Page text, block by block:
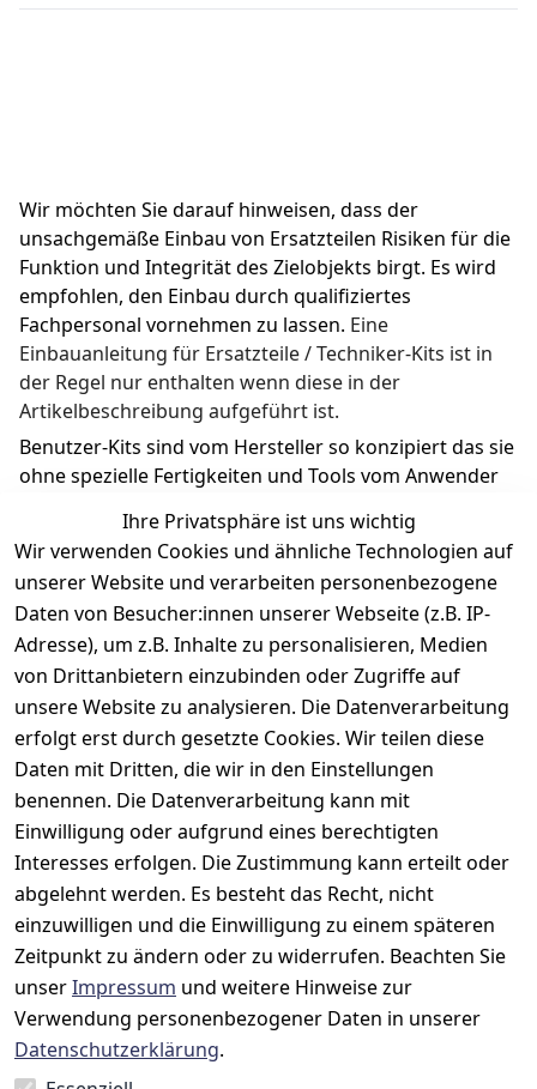
Wir möchten Sie darauf hinweisen, dass der
unsachgemäße Einbau von Ersatzteilen Risiken für die
Funktion und Integrität des Zielobjekts birgt. Es wird
empfohlen, den Einbau durch qualifiziertes
Fachpersonal vornehmen zu lassen. Eine
Einbauanleitung für Ersatzteile / Techniker-Kits ist in
der Regel nur enthalten wenn diese in der
Artikelbeschreibung aufgeführt ist.
Benutzer-Kits sind vom Hersteller so konzipiert das sie
ohne spezielle Fertigkeiten und Tools vom Anwender
Ihre Privatsphäre ist uns wichtig
Wir verwenden Cookies und ähnliche Technologien auf
unserer Website und verarbeiten personenbezogene
Daten von Besucher:innen unserer Webseite (z.B. IP-
Adresse), um z.B. Inhalte zu personalisieren, Medien
von Drittanbietern einzubinden oder Zugriffe auf
unsere Website zu analysieren. Die Datenverarbeitung
erfolgt erst durch gesetzte Cookies. Wir teilen diese
Daten mit Dritten, die wir in den Einstellungen
benennen. Die Datenverarbeitung kann mit
Einwilligung oder aufgrund eines berechtigten
Interesses erfolgen. Die Zustimmung kann erteilt oder
abgelehnt werden. Es besteht das Recht, nicht
einzuwilligen und die Einwilligung zu einem späteren
Zeitpunkt zu ändern oder zu widerrufen. Beachten Sie
unserImpressum und weitere Hinweise zur
Verwendung personenbezogener Daten in unserer
Datenschutzerklärung.
Rechtliches
AGB
Datenschutze
Barrierefreihe
itserklärung
Widerrufsbele
hrung
Retoureninfo
Vertrag
widerrufen
Kontakt
Prilux Print
Solutions
Wilhem-
Leuschner-Str.
19
D-63322
Rödermark
Tel.: 06074
Email:
info@prilux-
Support
Hersteller
Druckqualität
Wartungskit
Roller-
Diagramm
Ersatzteile
aus eigenen
Lagerbestand
Zahlung
und
Versand
Versandpausc
hale 5,95